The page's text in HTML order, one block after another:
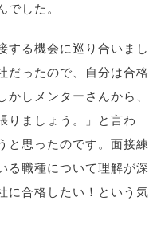
でした。
する機会に巡り合いまし
だったので、自分は合格
しメンターさんから、
りましょう。」と言わ
と思ったのです。面接練
る職種について理解が深
に合格したい！という気